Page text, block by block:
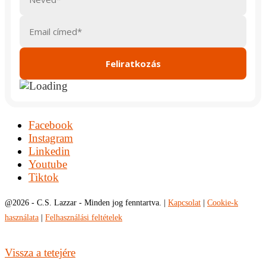
Facebook
Instagram
Linkedin
Youtube
Tiktok
@2026 - C.S. Lazzar - Minden jog fenntartva. | Kapcsolat
Cookie-k
használata
Felhasználási feltételek
Vissza a tetejére